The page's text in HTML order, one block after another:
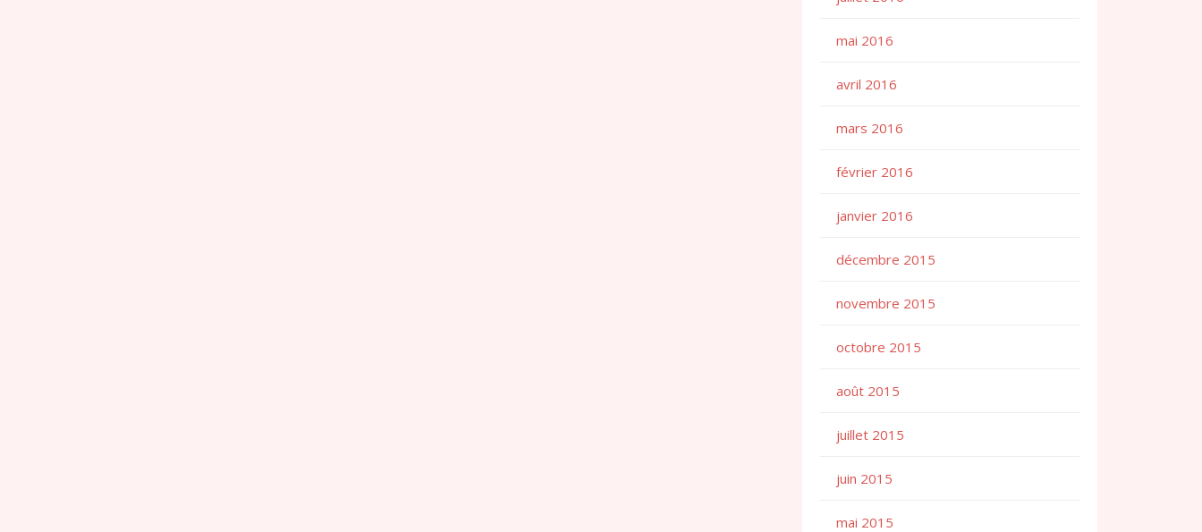
mai 2016
avril 2016
mars 2016
février 2016
janvier 2016
décembre 2015
novembre 2015
octobre 2015
août 2015
juillet 2015
juin 2015
mai 2015